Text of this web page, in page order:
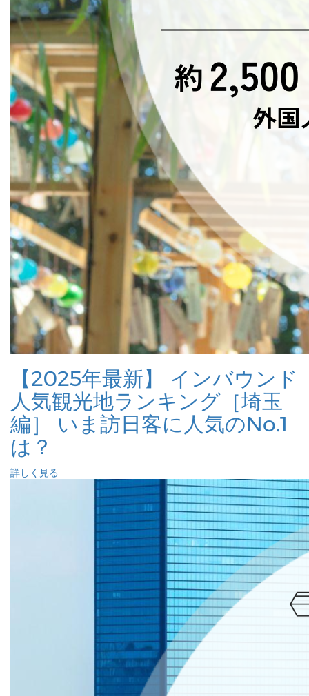
【2025年最新】 インバウンド
人気観光地ランキング［埼玉
編］ いま訪日客に人気のNo.1
は？
詳しく見る